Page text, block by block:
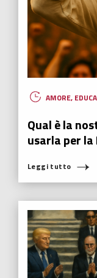
AMORE,
Qual è la
usarla per la
Leggi tutto